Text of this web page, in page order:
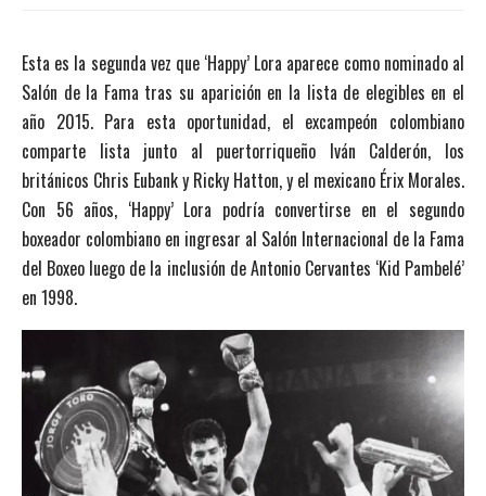
Esta es la segunda vez que ‘Happy’ Lora aparece como nominado al
Salón de la Fama tras su aparición en la lista de elegibles en el
año 2015. Para esta oportunidad, el excampeón colombiano
comparte lista junto al puertorriqueño Iván Calderón, los
británicos Chris Eubank y Ricky Hatton, y el mexicano Érix Morales.
Con 56 años, ‘Happy’ Lora podría convertirse en el segundo
boxeador colombiano en ingresar al Salón Internacional de la Fama
del Boxeo luego de la inclusión de Antonio Cervantes ‘Kid Pambelé’
en 1998.